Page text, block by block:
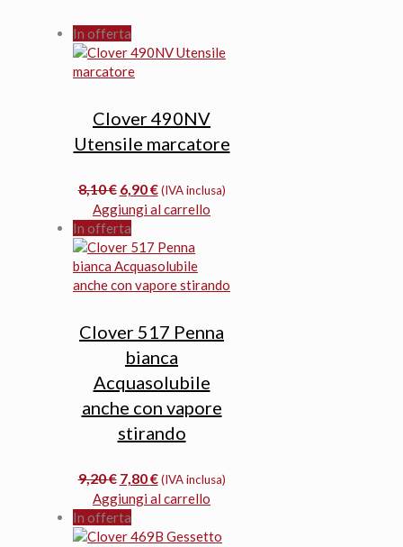
In offerta
Clover 490NV
Utensile marcatore
8,10€ Il
prezzo
originale
era:
8,10 €.
6,90€Il
prezzo
è:
6,90 €.
(IVA inclusa)
Aggiungi al carrello
In offerta
Clover 517 Penna
bianca
Acquasolubile
anche con vapore
stirando
9,20€ Il
prezzo
originale
era:
7,80€Il
prezzo
è:
(IVA inclusa)
Aggiungi al carrello
In offerta